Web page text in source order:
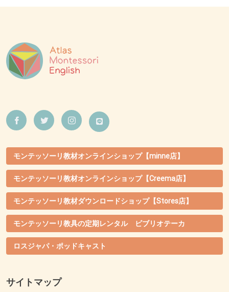
モンテッソーリ教材オンラインショップ【minne店】
モンテッソーリ教材オンラインショップ【Creema店】
モンテッソーリ教材ダウンロードショップ【Stores店】
モンテッソーリ教具の定期レンタル ビブリオテーカ
ロスジャパ・ポッドキャスト
サイトマップ